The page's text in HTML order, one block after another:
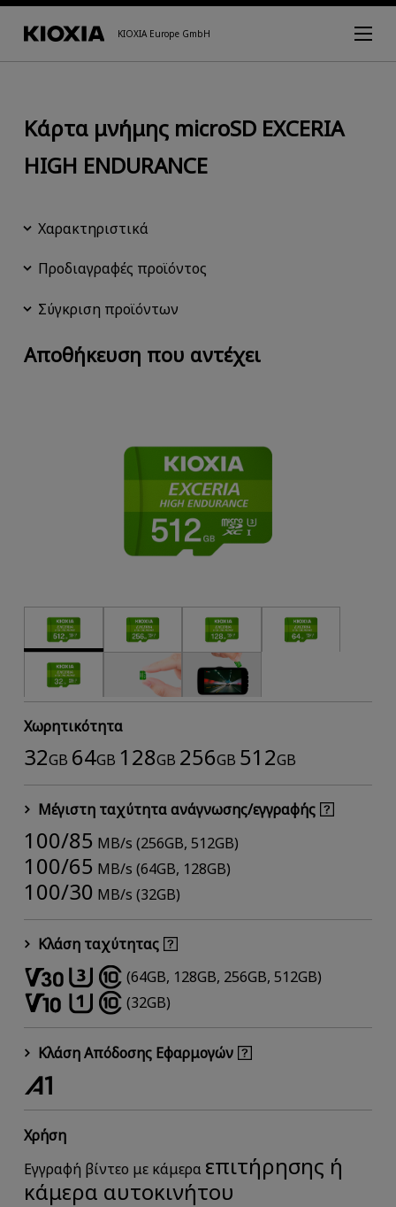
KIOXIA Europe GmbH
Κάρτα μνήμης microSD EXCERIA
HIGH ENDURANCE
Χαρακτηριστικά
Προδιαγραφές προϊόντος
Σύγκριση προϊόντων
Αποθήκευση που αντέχει
Χωρητικότητα
32GB 64GB 128GB 256GB 512GB
Μέγιστη ταχύτητα ανάγνωσης/εγγραφής
100/85 MB/s (256GB, 512GB)
100/65 MB/s (64GB, 128GB)
100/30 MB/s (32GB)
Κλάση ταχύτητας
(64GB, 128GB, 256GB, 512GB)
(32GB)
Κλάση Απόδοσης Εφαρμογών
Χρήση
Εγγραφή βίντεο με κάμερα επιτήρησης ή
κάμερα αυτοκινήτου